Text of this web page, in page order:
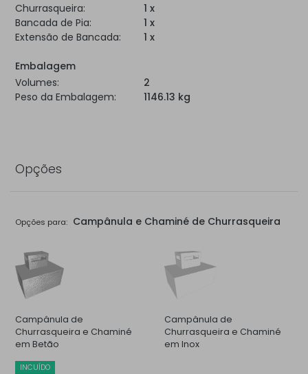
Churrasqueira:
1 x
Bancada de Pia:
1 x
Extensão de Bancada:
1 x
Embalagem
Volumes:
2
Peso da Embalagem:
1146.13 kg
Opções
Opções para: Campânula e Chaminé de Churrasqueira
Campânula de
Churrasqueira e Chaminé
em Betão
INCUÍDO
Campânula de
Churrasqueira e Chaminé
em Inox